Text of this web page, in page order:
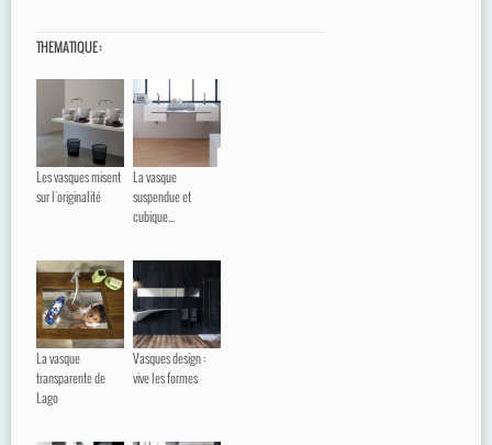
THEMATIQUE :
Les vasques misent
sur l'originalité
La vasque
suspendue et
cubique...
La vasque
transparente de
Lago
Vasques design :
vive les formes